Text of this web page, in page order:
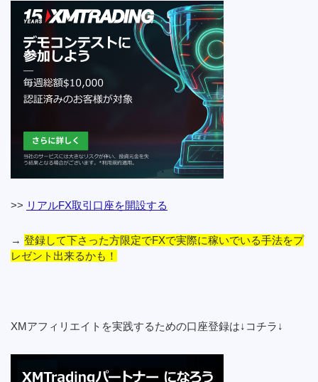
>> リアルFX取引口座を開設する
→ 登録して下さった方限定でFXで実際に稼いでいる手法をプ
レゼント出来るかも！
XMアフィリエイトを実践するための口座登録は↓コチラ↓